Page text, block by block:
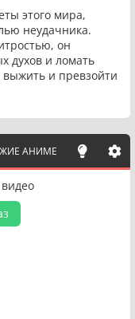
этого мира,
неудачника.
он
духов и ломать
и превзойти
АНИМЕ